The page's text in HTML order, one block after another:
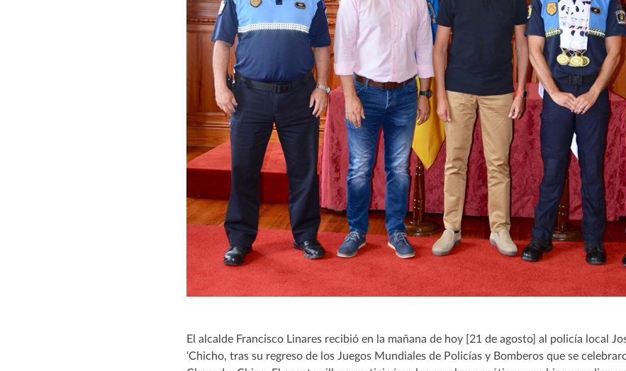
El alcalde Francisco Linares recibió en la mañana de hoy [21 de agosto] al policía local
‘Chicho, tras su regreso de los Juegos Mundiales de Policías y Bomberos que se